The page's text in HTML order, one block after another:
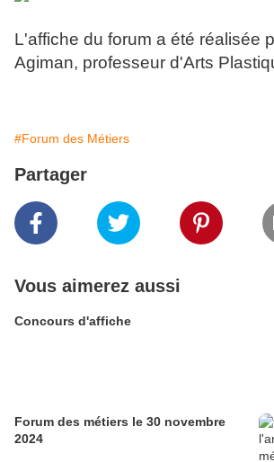
L'affiche du forum a été réalisée
Agiman, professeur d'Arts
#Forum des Métiers
Partager
Vous aimerez aussi
Concours d'affiche
Forum des métiers le 30 novembre
2024